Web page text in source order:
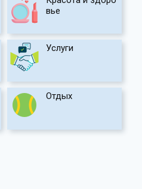
вье
Услуги
Отдых